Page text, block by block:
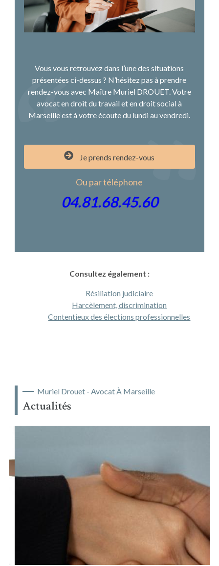
Vous vous retrouvez dans l’une des situations
présentées ci-dessus ? N’hésitez pas à prendre
rendez-vous avec Maître Muriel DROUET. Votre
avocat en droit du travail et en droit social à
Marseille est à votre écoute du lundi au vendredi.
Je prends rendez-vous
Ou par téléphone
04.81.68.45.60
Consultez également :
Résiliation judiciaire
Harcèlement, discrimination
Contentieux des élections professionnelles
Muriel Drouet - Avocat À Marseille
Actualités